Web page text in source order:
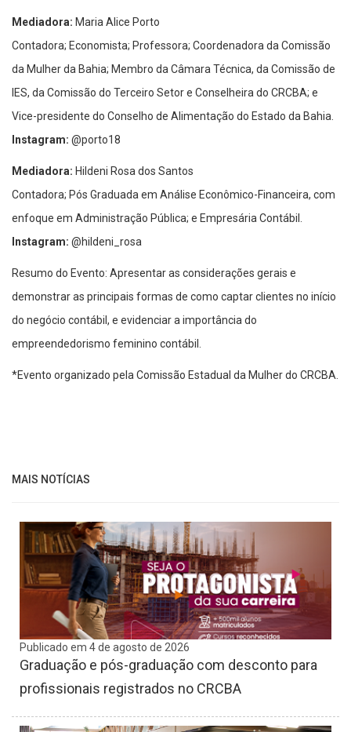
Mediadora: Maria Alice Porto
Contadora; Economista; Professora; Coordenadora da Comissão
da Mulher da Bahia; Membro da Câmara Técnica, da Comissão de
IES, da Comissão do Terceiro Setor e Conselheira do CRCBA; e
Vice-presidente do Conselho de Alimentação do Estado da Bahia.
Instagram: @porto18
Mediadora: Hildeni Rosa dos Santos
Contadora; Pós Graduada em Análise Econômico-Financeira, com
enfoque em Administração Pública; e Empresária Contábil.
Instagram: @hildeni_rosa
Resumo do Evento: Apresentar as considerações gerais e
demonstrar as principais formas de como captar clientes no início
do negócio contábil, e evidenciar a importância do
empreendedorismo feminino contábil.
*Evento organizado pela Comissão Estadual da Mulher do CRCBA.
MAIS NOTÍCIAS
Publicado em 4 de agosto de 2026
Graduação e pós-graduação com desconto para
profissionais registrados no CRCBA